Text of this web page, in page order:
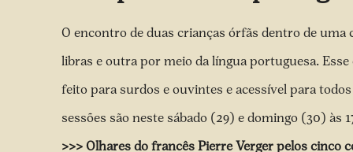
O encontro de duas crianças órfãs dentro de
libras e outra por meio da língua portuguesa.
feito para surdos e ouvintes e acessível para
sessões são neste sábado (29) e domingo (30) às
>>> Olhares do francês Pierre Verger pelos cinco